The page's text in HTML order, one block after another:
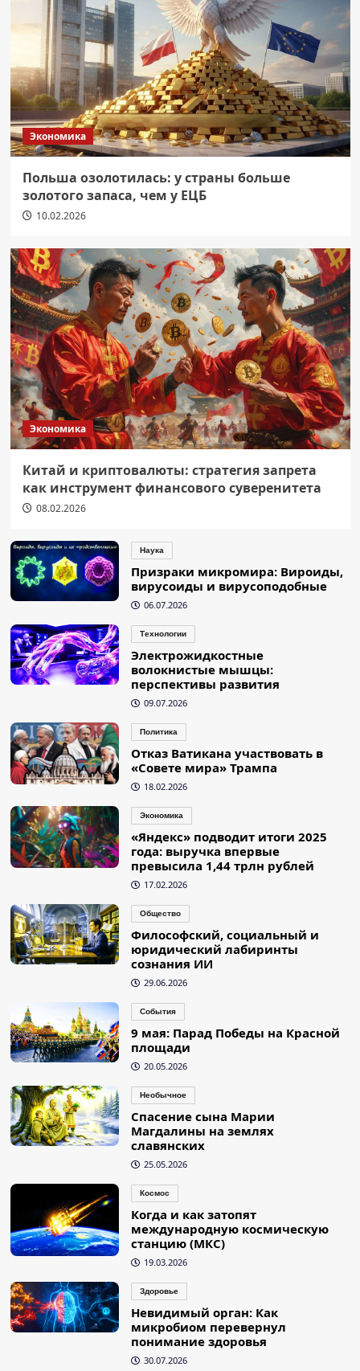
Экономика
Польша озолотилась: у страны больше
золотого запаса, чем у ЕЦБ
10.02.2026
Экономика
Китай и криптовалюты: стратегия запрета
как инструмент финансового суверенитета
08.02.2026
Наука
Призраки микромира: Вироиды,
вирусоиды и вирусоподобные
06.07.2026
Технологии
Электрожидкостные
волокнистые мышцы:
перспективы развития
09.07.2026
Политика
Отказ Ватикана участвовать в
«Совете мира» Трампа
18.02.2026
Экономика
«Яндекс» подводит итоги 2025
года: выручка впервые
превысила 1,44 трлн рублей
17.02.2026
Общество
Философский, социальный и
юридический лабиринты
сознания ИИ
29.06.2026
События
9 мая: Парад Победы на Красной
площади
20.05.2026
Необычное
Спасение сына Марии
Магдалины на землях
славянских
25.05.2026
Космос
Когда и как затопят
международную космическую
станцию (МКС)
19.03.2026
Здоровье
Невидимый орган: Как
микробиом перевернул
понимание здоровья
30.07.2026